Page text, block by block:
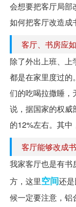
会想要把客厅局部
如何把客厅改造成
客厅、书房应
除了外出上班、上
都是在家里度过的
们的吃喝拉撒睡，
说，据国家的权威
的12%左右。其中
客厅能够改成
我家客厅也是有书
方，这里空间还
候一定要注意，铝